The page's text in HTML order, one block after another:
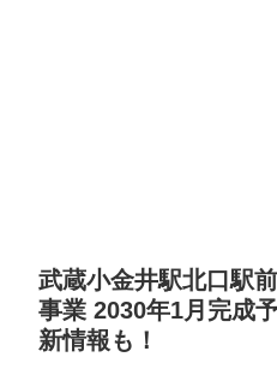
武蔵小金井駅北口駅
事業 2030年1月完成
新情報も！